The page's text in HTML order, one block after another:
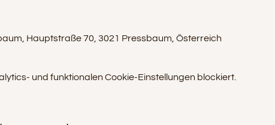
Hauptstraße 70, 3021 Pressbaum, Österreich
und funktionalen Cookie-Einstellungen blockiert.